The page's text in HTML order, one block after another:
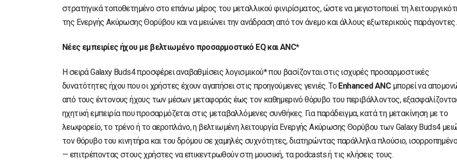
στρατηγικά τοποθετημένο στο επάνω μέρος του μεταλλικού φινιρίσματος, ώστε να μεγιστοποιεί τη
της Ενεργής Ακύρωσης Θορύβου και να μειώνει την ανάδραση από τον άνεμο και άλλους εξωτερικούς παράγοντες.
Νέες εμπειρίες ήχου με βελτιωμένο προσαρμοστικό EQ και ANC*
H σειρά Galaxy Buds4 προσφέρει αναβαθμίσεις λογισμικού* που βασίζονται στις ισχυρές προσαρμοστικές
δυνατότητες ήχου που οι χρήστες έχουν αγαπήσει στις προηγούμενες γενιές. ΤοEnhancedANCμπορεί να
από τους έντονους ήχους των μέσων μεταφοράς έως τον καθημερινό θόρυβο του περιβάλλοντος,
ηχητική εμπειρία που προσαρμόζεται στις μεταβαλλόμενες συνθήκες. Για παράδειγμα, κατά τη μετακίνηση με το
λεωφορείο, το τρένο ή το αεροπλάνο, η βελτιωμένη λειτουργία Ενεργής Ακύρωσης Θορύβου των Galaxy Buds4
τον θόρυβο του κινητήρα και του δρόμου σε χαμηλές συχνότητες, διατηρώντας παράλληλα πλούσιο,
— επιτρέποντας στους χρήστες να επικεντρωθούν στη μουσική, τα podcasts ή τις κλήσεις τους.